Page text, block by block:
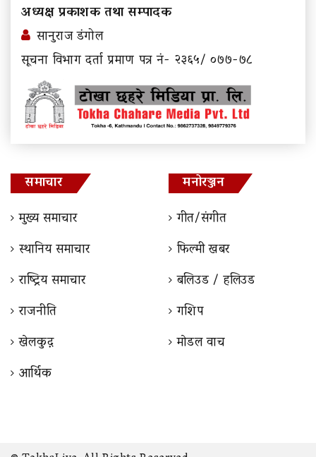
अध्यक्ष प्रकाशक तथा सम्पादक
सानुराज डंगोल
सूचना विभाग दर्ता प्रमाण पत्र नं- २३६५/ ०७७-७८
समाचार
मुख्य समाचार
स्थानिय समाचार
राष्ट्रिय समाचार
राजनीति
खेलकुद़़
आर्थिक
मनोरञ्जन
गीत/संगीत
फिल्मी खबर
बलिउड / हलिउड
गशिप
माेडल वाच